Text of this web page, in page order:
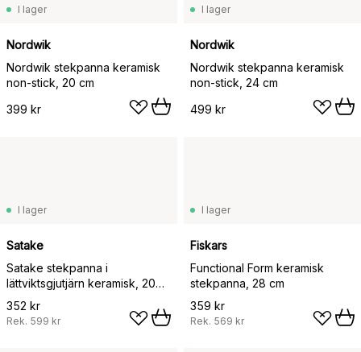
I lager
Nordwik
Nordwik stekpanna keramisk
non-stick, 20 cm
399 kr
I lager
Nordwik
Nordwik stekpanna keramisk
non-stick, 24 cm
499 kr
I lager
Satake
Satake stekpanna i
lättviktsgjutjärn keramisk, 20
cm
352 kr
Rek. 599 kr
I lager
Fiskars
Functional Form keramisk
stekpanna, 28 cm
359 kr
Rek. 569 kr